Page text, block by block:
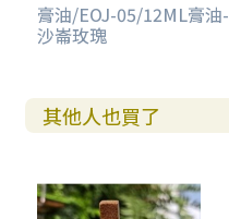
膏油/EOJ-05/12ML膏油-
沙崙玫瑰
其他人也買了